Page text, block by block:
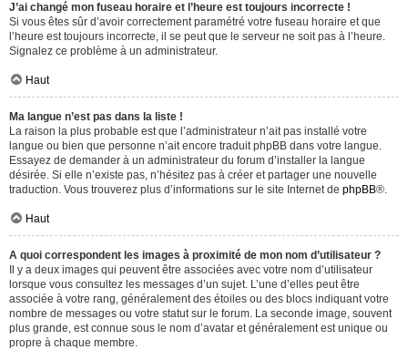
J’ai changé mon fuseau horaire et l’heure est toujours incorrecte !
Si vous êtes sûr d’avoir correctement paramétré votre fuseau horaire et que
l’heure est toujours incorrecte, il se peut que le serveur ne soit pas à l’heure.
Signalez ce problème à un administrateur.
Haut
Ma langue n’est pas dans la liste !
La raison la plus probable est que l’administrateur n’ait pas installé votre
langue ou bien que personne n’ait encore traduit phpBB dans votre langue.
Essayez de demander à un administrateur du forum d’installer la langue
désirée. Si elle n’existe pas, n’hésitez pas à créer et partager une nouvelle
traduction. Vous trouverez plus d’informations sur le site Internet de phpBB®.
Haut
A quoi correspondent les images à proximité de mon nom d’utilisateur ?
Il y a deux images qui peuvent être associées avec votre nom d’utilisateur
lorsque vous consultez les messages d’un sujet. L’une d’elles peut être
associée à votre rang, généralement des étoiles ou des blocs indiquant votre
nombre de messages ou votre statut sur le forum. La seconde image, souvent
plus grande, est connue sous le nom d’avatar et généralement est unique ou
propre à chaque membre.